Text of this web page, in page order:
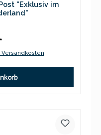
"Exklusiv im
Versandkosten